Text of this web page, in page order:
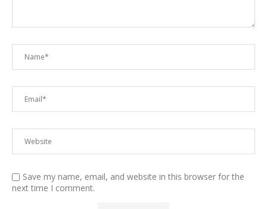
Save my name, email, and website in this browser for the
next time I comment.